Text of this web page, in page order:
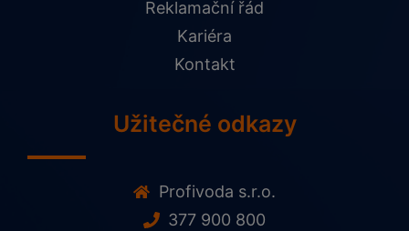
Reklamační řád
Kariéra
Kontakt
Užitečné odkazy
Profivoda s.r.o.
377 900 800